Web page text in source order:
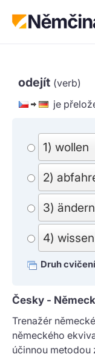
odejít (verb)
je
1) wollen
2)
3) ändern
4) wissen
Druh cvičení
Česky -
Trenažér
německého
účinnou